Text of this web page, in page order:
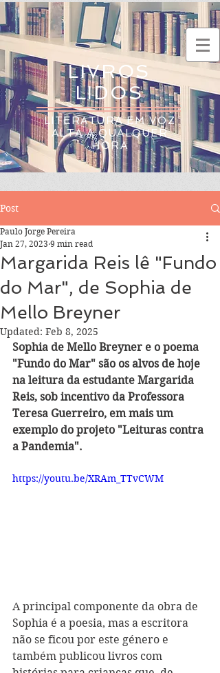
LIVROS
LIDOS
LITERATURA EM VOZ
ALTA A QUALQUER
HORA
Post
Margarida Reis lê "Fundo
do Mar", de Sophia de
Mello Breyner
Paulo Jorge Pereira
Jan 27, 2023 9 min read
Updated: Feb 8, 2025
Sophia de Mello Breyner e o poema
"Fundo do Mar" são os alvos de hoje
na leitura da estudante Margarida
Reis, sob incentivo da Professora
Teresa Guerreiro, em mais um
exemplo do projeto "Leituras contra
a Pandemia".
https://youtu.be/XRAm_TTvCWM
A principal componente da obra de
Sophia é a poesia, mas a escritora
não se ficou por este género e
também publicou livros com